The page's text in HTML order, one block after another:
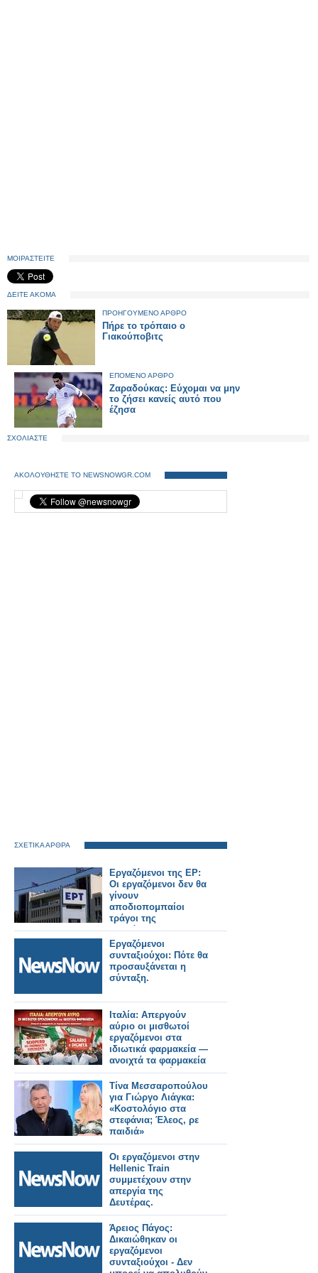
ΜΟΙΡΑΣΤΕΙΤΕ
ΔΕΙΤΕ ΑΚΟΜΑ
ΠΡΟΗΓΟΥΜΕΝΟ ΑΡΘΡΟ
Πήρε το τρόπαιο ο
Γιακούποβιτς
ΕΠΟΜΕΝΟ ΑΡΘΡΟ
Ζαραδούκας: Εύχομαι να μην
το ζήσει κανείς αυτό που
έζησα
ΣΧΟΛΙΑΣΤΕ
ΑΚΟΛΟΥΘΗΣΤΕ ΤΟ NEWSNOWGR.COM
ΣΧΕΤΙΚΑ ΑΡΘΡΑ
Εργαζόμενοι της ΕΡ:
Οι εργαζόμενοι δεν θα
γίνουν
αποδιοπομπαίοι
τράγοι της
τοξικότητας στους
τελικούς της GBL
Εργαζόμενοι
συνταξιούχοι: Πότε θα
προσαυξάνεται η
σύνταξη.
Ιταλία: Απεργούν
αύριο οι μισθωτοί
εργαζόμενοι στα
ιδιωτικά φαρμακεία —
ανοιχτά τα φαρμακεία
με περιορισμένο
προσωπικό
Τίνα Μεσσαροπούλου
για Γιώργο Λιάγκα:
«Κοστολόγιο στα
στεφάνια; Έλεος, ρε
παιδιά»
Οι εργαζόμενοι στην
Hellenic Train
συμμετέχουν στην
απεργία της
Δευτέρας.
Άρειος Πάγος:
Δικαιώθηκαν οι
εργαζόμενοι
συνταξιούχοι - Δεν